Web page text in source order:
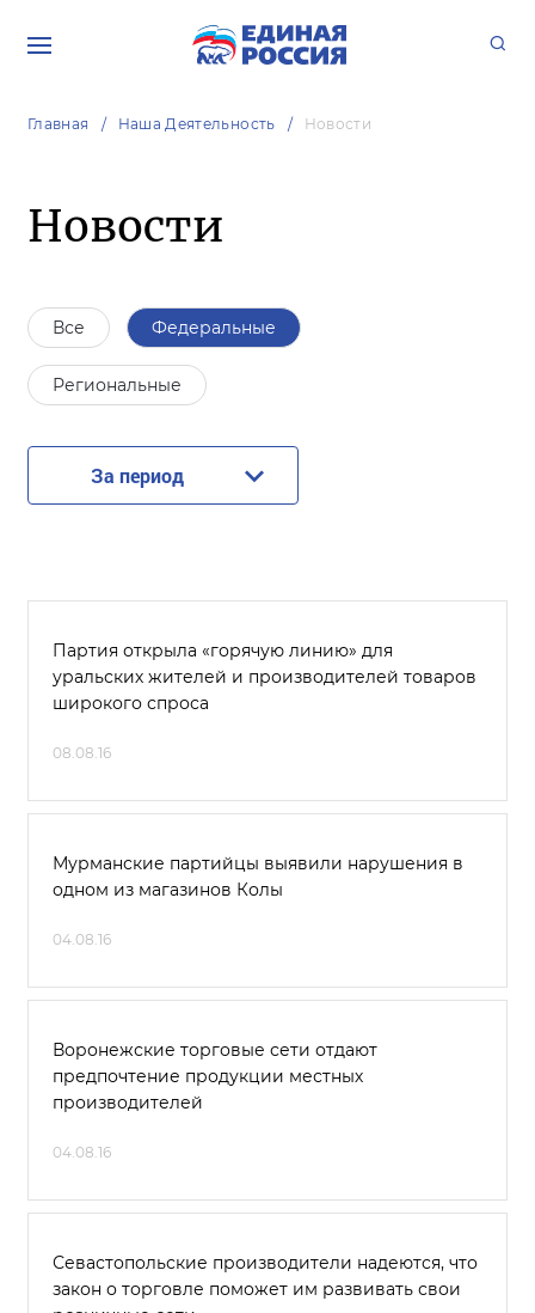
Главная Наша Деятельность Новости
Новости
Все Федеральные
Региональные
За период
Партия открыла «горячую линию» для
уральских жителей и производителей товаров
широкого спроса
08.08.16
Мурманские партийцы выявили нарушения в
одном из магазинов Колы
04.08.16
Воронежские торговые сети отдают
предпочтение продукции местных
производителей
04.08.16
Севастопольские производители надеются, что
закон о торговле поможет им развивать свои